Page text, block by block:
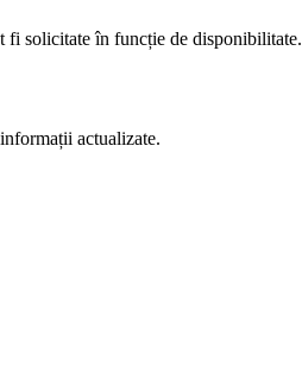
fi solicitate în funcție de disponibilitate.
actualizate.